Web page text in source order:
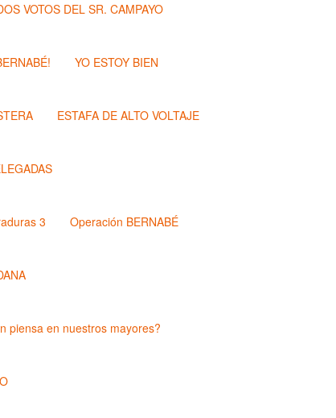
VOTOS DEL SR. CAMPAYO
YO ESTOY BIEN
ESTAFA DE ALTO VOLTAJE
3 Operación BERNABÉ
piensa en nuestros mayores?